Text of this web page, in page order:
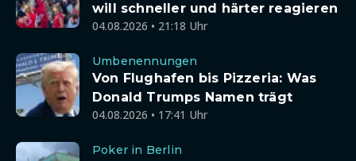
will schneller und härter reagieren
04.08.2026 • 21:18 Uhr
Umbenennungen
Von Flughafen bis Pizzeria: Was
Donald Trumps Namen trägt
04.08.2026 • 17:41 Uhr
Poker in Berlin